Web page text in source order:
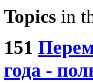
Topics in
151
года -